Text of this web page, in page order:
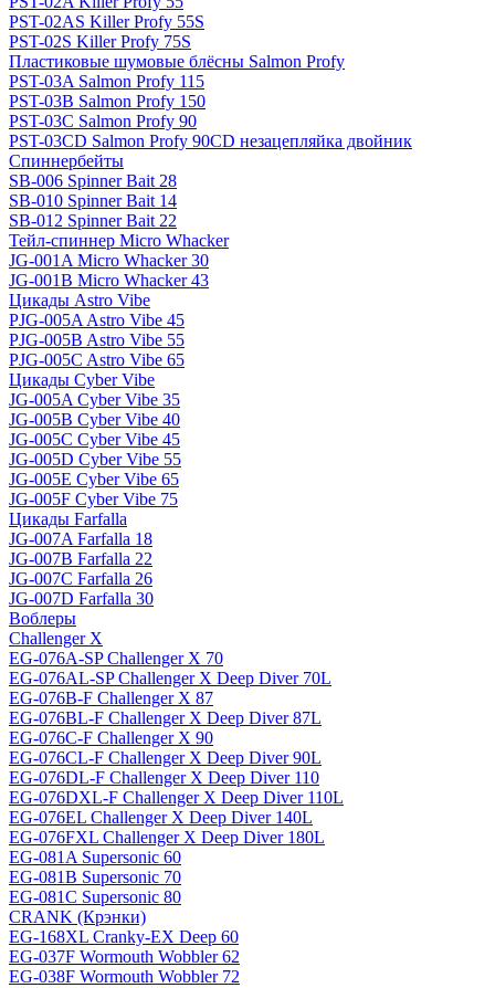
PST-02AS Killer Profy 55S
PST-02S Killer Profy 75S
Пластиковые шумовые блёсны Salmon Profy
PST-03A Salmon Profy 115
PST-03B Salmon Profy 150
PST-03C Salmon Profy 90
PST-03CD Salmon Profy 90CD незацепляйка двойник
Спиннербейты
SB-006 Spinner Bait 28
SB-010 Spinner Bait 14
SB-012 Spinner Bait 22
Тейл-спиннер Micro Whacker
JG-001A Micro Whacker 30
JG-001B Micro Whacker 43
Цикады Astro Vibe
PJG-005A Astro Vibe 45
PJG-005B Astro Vibe 55
PJG-005C Astro Vibe 65
Цикады Cyber Vibe
JG-005A Cyber Vibe 35
JG-005B Cyber Vibe 40
JG-005C Cyber Vibe 45
JG-005D Cyber Vibe 55
JG-005E Cyber Vibe 65
JG-005F Cyber Vibe 75
Цикады Farfalla
JG-007A Farfalla 18
JG-007B Farfalla 22
JG-007C Farfalla 26
JG-007D Farfalla 30
Воблеры
Challenger X
EG-076A-SP Challenger X 70
EG-076AL-SP Challenger X Deep Diver 70L
EG-076B-F Challenger X 87
EG-076BL-F Challenger X Deep Diver 87L
EG-076C-F Challenger X 90
EG-076CL-F Challenger X Deep Diver 90L
EG-076DL-F Challenger X Deep Diver 110
EG-076DXL-F Challenger X Deep Diver 110L
EG-076EL Challenger X Deep Diver 140L
EG-076FXL Challenger X Deep Diver 180L
EG-081A Supersonic 60
EG-081B Supersonic 70
EG-081C Supersonic 80
CRANK (Крэнки)
EG-168XL Cranky-EX Deep 60
EG-037F Wormouth Wobbler 62
EG-038F Wormouth Wobbler 72